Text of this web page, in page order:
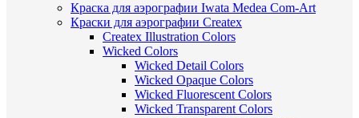
Краска для аэрографии Iwata Medea Com-Art
Краски для аэрографии Createx
Createx Illustration Colors
Wicked Colors
Wicked Detail Colors
Wicked Opaque Colors
Wicked Fluorescent Colors
Wicked Transparent Colors